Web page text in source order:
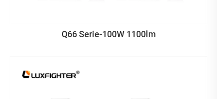
Q66 Serie-100W 1100lm